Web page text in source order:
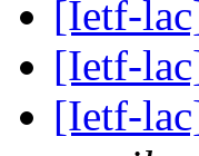
[Ietf-
[Ietf-
[Ietf-